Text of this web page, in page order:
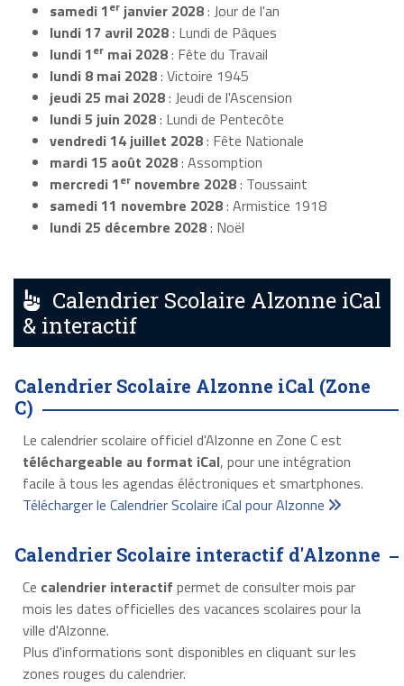
samedi 1er janvier 2028: Jour de l'an
lundi 17 avril 2028: Lundi de Pâques
lundi 1er mai 2028: Fête du Travail
lundi 8 mai 2028: Victoire 1945
jeudi 25 mai 2028: Jeudi de l'Ascension
lundi 5 juin 2028: Lundi de Pentecôte
vendredi 14 juillet 2028: Fête Nationale
mardi 15 août 2028: Assomption
mercredi 1er novembre 2028: Toussaint
samedi 11 novembre 2028: Armistice 1918
lundi 25 décembre 2028: Noël
Calendrier Scolaire Alzonne iCal
& interactif
Calendrier Scolaire Alzonne iCal (Zone
C)
Le calendrier scolaire officiel d'Alzonne en Zone C est
téléchargeable au format iCal, pour une intégration
facile à tous les agendas éléctroniques et smartphones.
Télécharger le Calendrier Scolaire iCal pour Alzonne
Calendrier Scolaire interactif d'Alzonne
Ce calendrier interactif permet de consulter mois par
mois les dates officielles des vacances scolaires pour la
ville d'Alzonne.
Plus d'informations sont disponibles en cliquant sur les
zones rouges du calendrier.